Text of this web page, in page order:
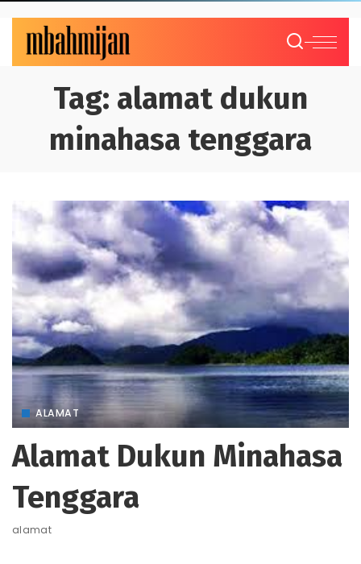
Tag: alamat dukun
minahasa tenggara
ALAMAT
Alamat Dukun Minahasa
Tenggara
alamat